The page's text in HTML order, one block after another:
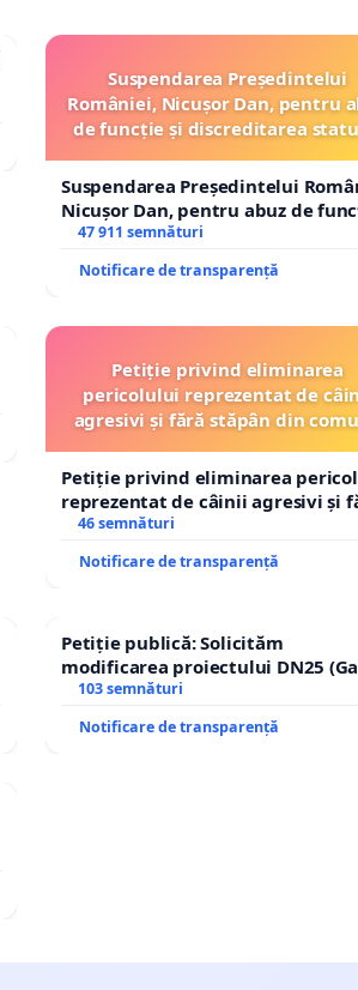
Suspendarea Președintelui
României, Nicușor Dan, pentru
de funcție și discreditarea
Suspendarea Președintelui
Nicușor Dan, pentru abuz de
și discreditarea statului
47 911 semnături
Notificare de transparență
Petiție privind eliminarea
pericolului reprezentat de
agresivi și fără stăpân din
Petiție privind eliminarea
reprezentat de câinii agresivi și
stăpân din comuna Tunari
46 semnături
Notificare de transparență
Petiție publică: Solicităm
modificarea proiectului DN25
– Hanu Conachi) prin devierea
traseului în afara localităților!
103 semnături
Notificare de transparență